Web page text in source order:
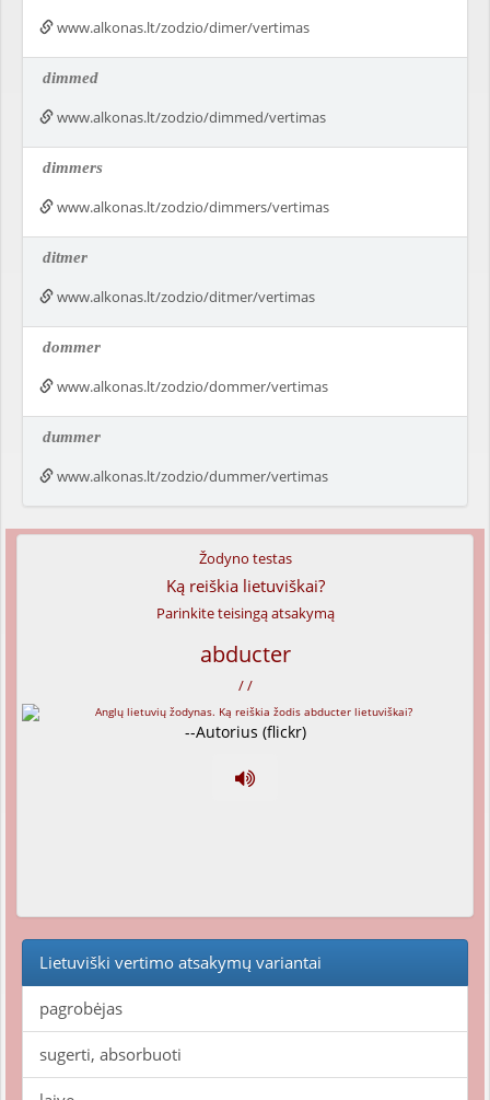
www.alkonas.lt/zodzio/dimer/vertimas
dimmed
www.alkonas.lt/zodzio/dimmed/vertimas
dimmers
www.alkonas.lt/zodzio/dimmers/vertimas
ditmer
www.alkonas.lt/zodzio/ditmer/vertimas
dommer
www.alkonas.lt/zodzio/dommer/vertimas
dummer
www.alkonas.lt/zodzio/dummer/vertimas
Žodyno testas
Ką reiškia lietuviškai?
Parinkite teisingą atsakymą
abducter
/ /
--Autorius (flickr)
Lietuviški vertimo atsakymų variantai
pagrobėjas
sugerti, absorbuoti